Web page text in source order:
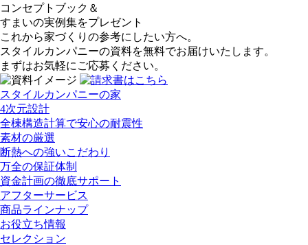
コンセプトブック＆
すまいの実例集をプレゼント
これから家づくりの参考にしたい方へ。
スタイルカンパニーの資料を無料でお届けいたします。
まずはお気軽にご応募ください。
スタイルカンパニーの家
4次元設計
全棟構造計算で安心の耐震性
素材の厳選
断熱への強いこだわり
万全の保証体制
資金計画の徹底サポート
アフターサービス
商品ラインナップ
お役立ち情報
セレクション